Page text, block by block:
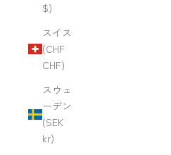
$)
スイス
(CHF
CHF)
スウェ
ーデン
(SEK
kr)